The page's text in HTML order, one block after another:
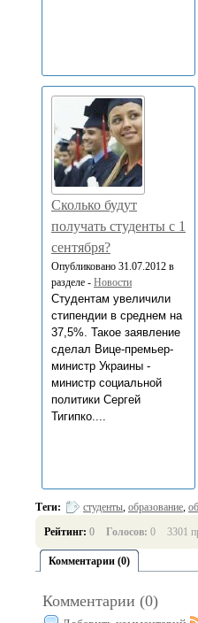
Сколько будут
получать студенты с 1
сентября?
Опубликовано 31.07.2012 в
разделе - Новости
Студентам увеличили
стипендии в среднем на
37,5%. Такое заявление
сделал Вице-премьер-
министр Украины -
министр социальной
политики Сергей
Тигипко....
Теги: студенты, образование,
Рейтинг: 0 Голосов: 0 3301
Комментарии (0)
Комментарии (0)